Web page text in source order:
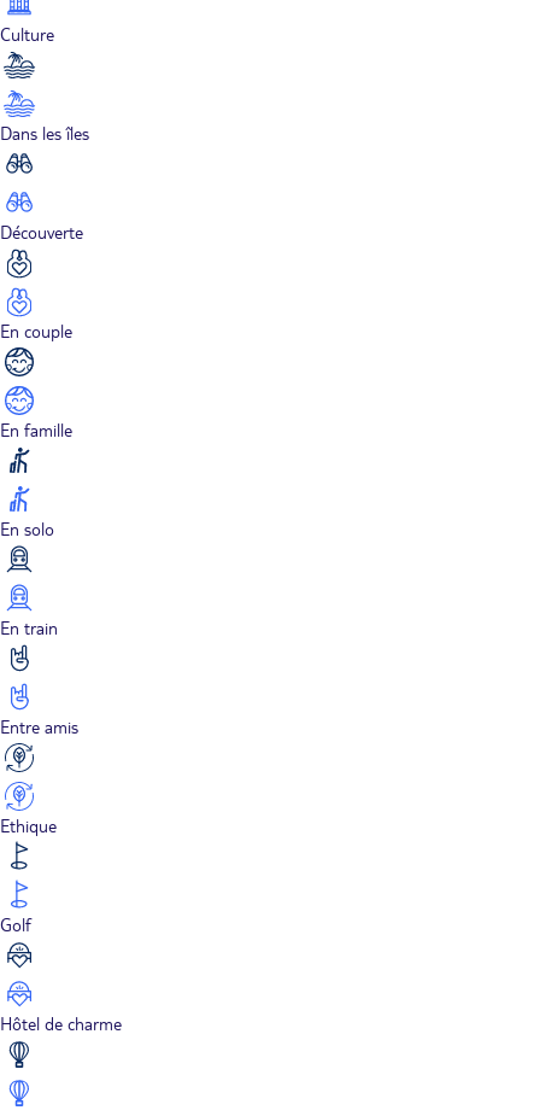
Culture
Dans les îles
Découverte
En couple
En famille
En solo
En train
Entre amis
Ethique
Golf
Hôtel de charme